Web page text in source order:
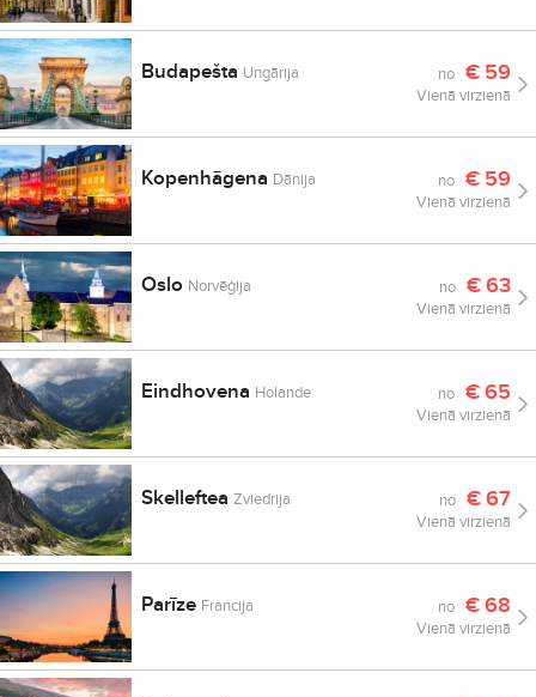
Budapešta Ungārija no € 59
Vienā virzienā
Kopenhāgena Dānija no € 59
Vienā virzienā
Oslo Norvēģija no €63
Vienā virzienā
Eindhovena Holande no €65
Vienā virzienā
SkellefteaZviedrija no €67
Vienā virzienā
Parīze Francija no €68
Vienā virzienā